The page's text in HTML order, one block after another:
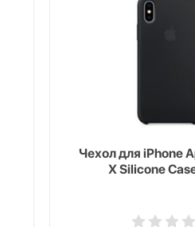
Чехол для iPhone
X Silicone